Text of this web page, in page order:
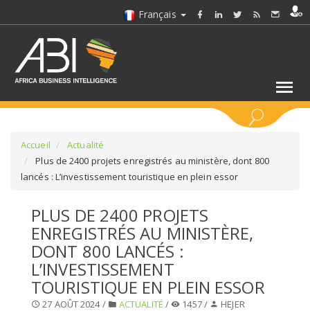
Français
SÉLECTIONNEZ UN DOSSIER
SELECTIONNEZ UNE SECTION
SÉLECTIONNEZ UNE CATÉGORIE
Accueil
Actualité
Plus de 2400 projets enregistrés au ministère, dont 800
lancés : L’investissement touristique en plein essor
PLUS DE 2400 PROJETS
ENREGISTRÉS AU MINISTÈRE,
DONT 800 LANCÉS :
L’INVESTISSEMENT
TOURISTIQUE EN PLEIN ESSOR
27 AOÛT 2024 / ACTUALITÉ / 1457 / HEJER